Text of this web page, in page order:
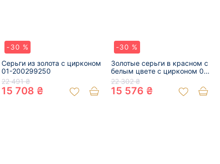
-30 %
Серьги из золота с цирконом
01-200299250
22 491 ₴
15 708 ₴
-30 %
Золотые серьги в красном с
белым цвете с цирконом 01-
200159220
22 302 ₴
15 576 ₴